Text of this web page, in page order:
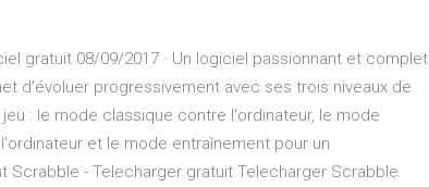
gratuit 08/09/2017 · Un logiciel passionnant et complet
d'évoluer progressivement avec ses trois niveaux de
: le mode classique contre l'ordinateur, le mode
et le mode entraînement pour un
- Telecharger gratuit Telecharger Scrabble